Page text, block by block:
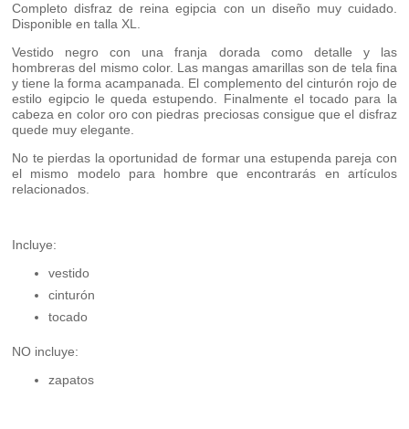
Completo disfraz de reina egipcia con un diseño muy cuidado.
Disponible en talla XL.
Vestido negro con una franja dorada como detalle y las
hombreras del mismo color. Las mangas amarillas son de tela fina
y tiene la forma acampanada. El complemento del cinturón rojo de
estilo egipcio le queda estupendo. Finalmente el tocado para la
cabeza en color oro con piedras preciosas consigue que el disfraz
quede muy elegante.
No te pierdas la oportunidad de formar una estupenda pareja con
el mismo modelo para hombre que encontrarás en artículos
relacionados.
Incluye:
vestido
cinturón
tocado
NO incluye:
zapatos